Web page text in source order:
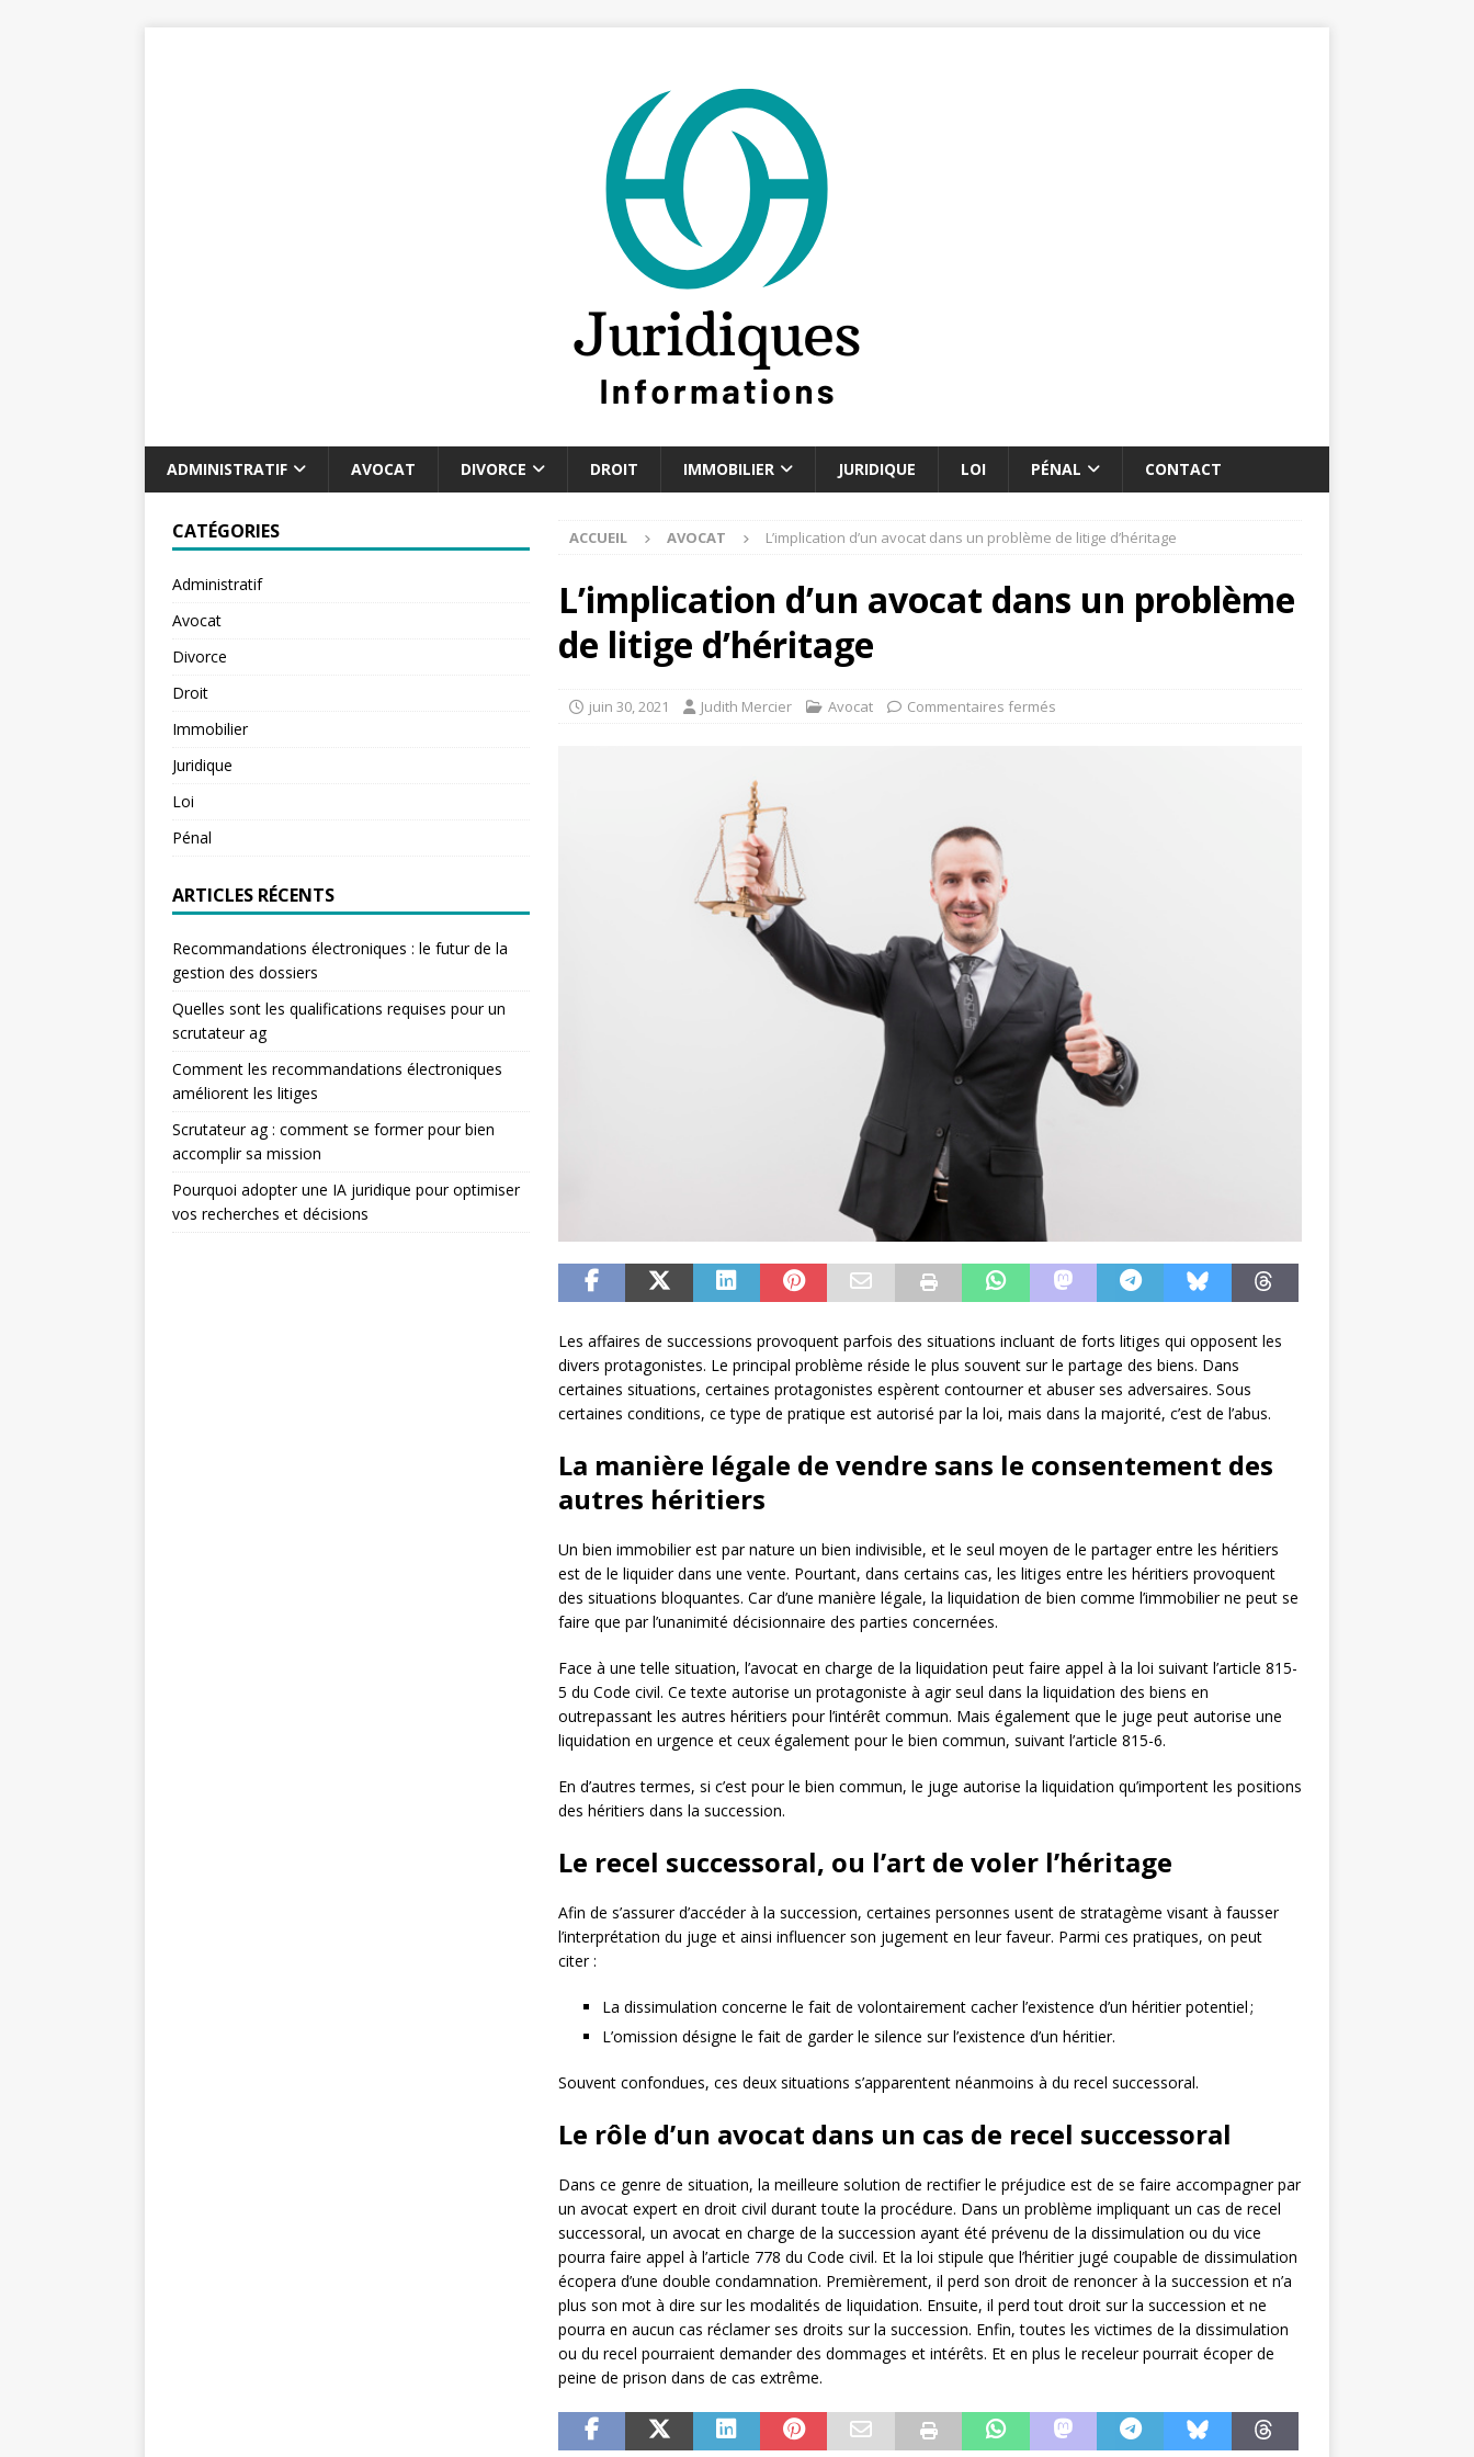
ADMINISTRATIF AVOCAT DIVORCE DROIT IMMOBILIER JURIDIQUE LOI PÉNAL CONTACT
ACCUEIL AVOCAT L’implication d’un avocat dans un problème de litige d’héritage
L’implication d’un avocat dans un problème
de litige d’héritage
juin 30, 2021 Judith Mercier Avocat Commentaires fermés
Les affaires de successions provoquent parfois des situations incluant de forts litiges qui opposent les
divers protagonistes. Le principal problème réside le plus souvent sur le partage des biens. Dans
certaines situations, certaines protagonistes espèrent contourner et abuser ses adversaires. Sous
certaines conditions, ce type de pratique est autorisé par la loi, mais dans la majorité, c’est de l’abus.
La manière légale de vendre sans le consentement des
autres héritiers
Un bien immobilier est par nature un bien indivisible, et le seul moyen de le partager entre les héritiers
est de le liquider dans une vente. Pourtant, dans certains cas, les litiges entre les héritiers provoquent
des situations bloquantes. Car d’une manière légale, la liquidation de bien comme l’immobilier ne peut se
faire que par l’unanimité décisionnaire des parties concernées.
Face à une telle situation, l’avocat en charge de la liquidation peut faire appel à la loi suivant l’article 815-
5 du Code civil. Ce texte autorise un protagoniste à agir seul dans la liquidation des biens en
outrepassant les autres héritiers pour l’intérêt commun. Mais également que le juge peut autorise une
liquidation en urgence et ceux également pour le bien commun, suivant l’article 815-6.
En d’autres termes, si c’est pour le bien commun, le juge autorise la liquidation qu’importent les positions
des héritiers dans la succession.
Le recel successoral, ou l’art de voler l’héritage
Afin de s’assurer d’accéder à la succession, certaines personnes usent de stratagème visant à fausser
l’interprétation du juge et ainsi influencer son jugement en leur faveur. Parmi ces pratiques, on peut
citer :
La dissimulation concerne le fait de volontairement cacher l’existence d’un héritier potentiel ;
L’omission désigne le fait de garder le silence sur l’existence d’un héritier.
Souvent confondues, ces deux situations s’apparentent néanmoins à du recel successoral.
Le rôle d’un avocat dans un cas de recel successoral
Dans ce genre de situation, la meilleure solution de rectifier le préjudice est de se faire accompagner par
un avocat expert en droit civil durant toute la procédure. Dans un problème impliquant un cas de recel
successoral, un avocat en charge de la succession ayant été prévenu de la dissimulation ou du vice
pourra faire appel à l’article 778 du Code civil. Et la loi stipule que l’héritier jugé coupable de dissimulation
écopera d’une double condamnation. Premièrement, il perd son droit de renoncer à la succession et n’a
plus son mot à dire sur les modalités de liquidation. Ensuite, il perd tout droit sur la succession et ne
pourra en aucun cas réclamer ses droits sur la succession. Enfin, toutes les victimes de la dissimulation
ou du recel pourraient demander des dommages et intérêts. Et en plus le receleur pourrait écoper de
peine de prison dans de cas extrême.
CATÉGORIES
Administratif
Avocat
Divorce
Droit
Immobilier
Juridique
Loi
Pénal
ARTICLES RÉCENTS
Recommandations électroniques : le futur de la
gestion des dossiers
Quelles sont les qualifications requises pour un
scrutateur ag
Comment les recommandations électroniques
améliorent les litiges
Scrutateur ag : comment se former pour bien
accomplir sa mission
Pourquoi adopter une IA juridique pour optimiser
vos recherches et décisions